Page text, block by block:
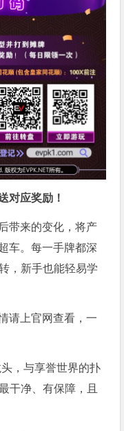
对应奖励！
带来的变化，将产
车。每一手牌都深
，新手也能轻易学
请上官网查看，一
，与享誉世界的扑
干净、有保障，且